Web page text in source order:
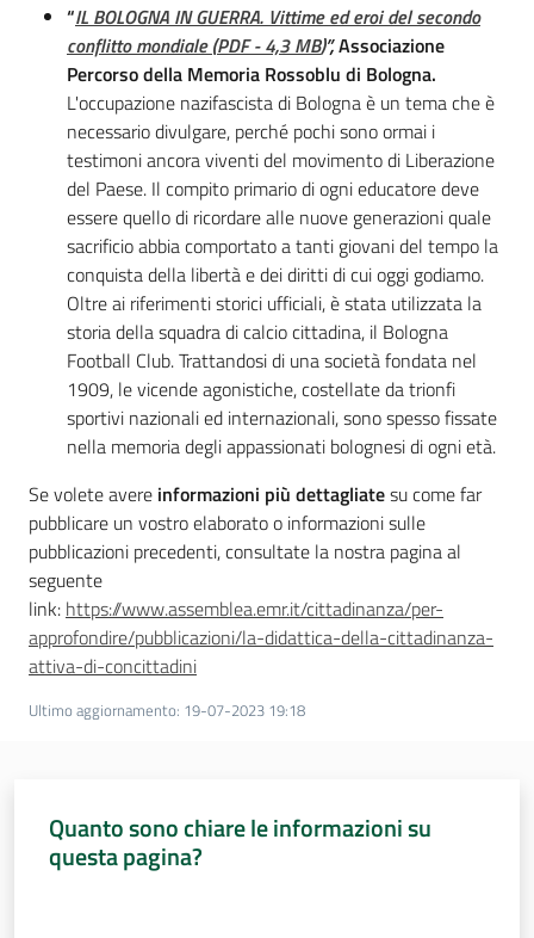
“IL BOLOGNA IN GUERRA. Vittime ed eroi del secondo
conflitto mondiale(PDF- 4,3 MB)”,Associazione
Percorso della Memoria Rossoblu di Bologna.
L'occupazione nazifascista di Bologna è un tema che è
necessario divulgare, perché pochi sono ormai i
testimoni ancora viventi del movimento di Liberazione
del Paese. Il compito primario di ogni educatore deve
essere quello di ricordare alle nuove generazioni quale
sacrificio abbia comportato a tanti giovani del tempo la
conquista della libertà e dei diritti di cui oggi godiamo.
Oltre ai riferimenti storici ufficiali, è stata utilizzata la
storia della squadra di calcio cittadina, il Bologna
Football Club. Trattandosi di una società fondata nel
1909, le vicende agonistiche, costellate da trionfi
sportivi nazionali ed internazionali, sono spesso fissate
nella memoria degli appassionati bolognesi di ogni età.
Se volete avere informazioni più dettagliatesu come far
pubblicare un vostro elaborato o informazioni sulle
pubblicazioni precedenti, consultate la nostra pagina al
seguente
link: https://www.assemblea.emr.it/cittadinanza/per-
approfondire/pubblicazioni/la-didattica-della-cittadinanza-
attiva-di-concittadini
Ultimo aggiornamento: 19-07-2023 19:18
Quanto sono chiare le informazioni su
questa pagina?